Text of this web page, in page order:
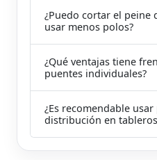
¿Puedo cortar el peine
usar menos polos?
¿Qué ventajas tiene
puentes individuales?
¿Es recomendable
distribución en